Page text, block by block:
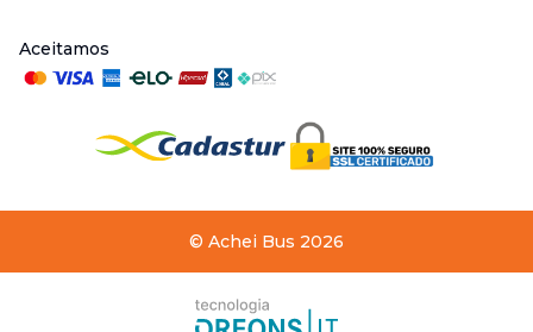
Aceitamos
© Achei Bus 2026